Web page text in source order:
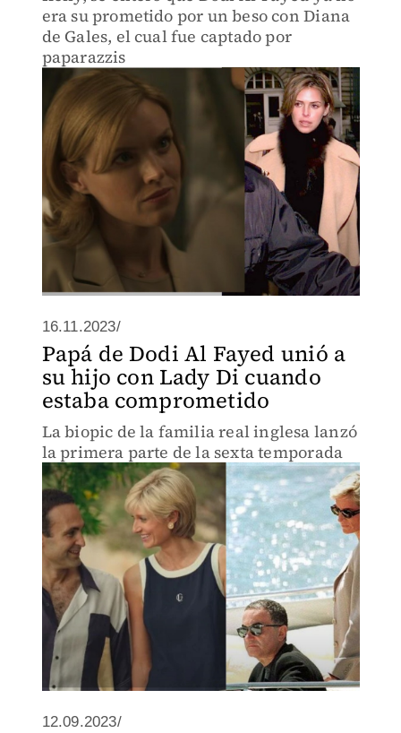
era su prometido por un beso con Diana
de Gales, el cual fue captado por
paparazzis
16.11.2023/
Papá de Dodi Al Fayed unió a
su hijo con Lady Di cuando
estaba comprometido
La biopic de la familia real inglesa lanzó
la primera parte de la sexta temporada
12.09.2023/